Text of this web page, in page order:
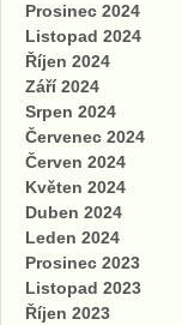
Prosinec 2024
Listopad 2024
Říjen 2024
Září 2024
Srpen 2024
Červenec 2024
Červen 2024
Květen 2024
Duben 2024
Leden 2024
Prosinec 2023
Listopad 2023
Říjen 2023